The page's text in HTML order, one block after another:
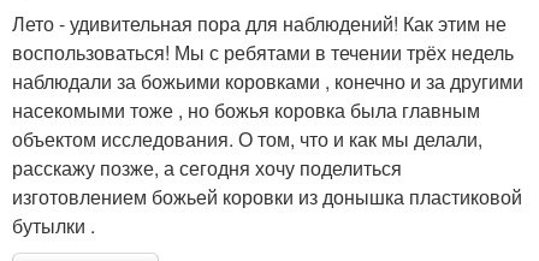
Лето - удивительная пора для наблюдений! Как этим не
воспользоваться! Мы с ребятами в течении трёх недель
наблюдали за божьими коровками , конечно и за другими
насекомыми тоже , но божья коровка была главным
объектом исследования. О том, что и как мы делали,
расскажу позже, а сегодня хочу поделиться
изготовлением божьей коровки из донышка пластиковой
бутылки .